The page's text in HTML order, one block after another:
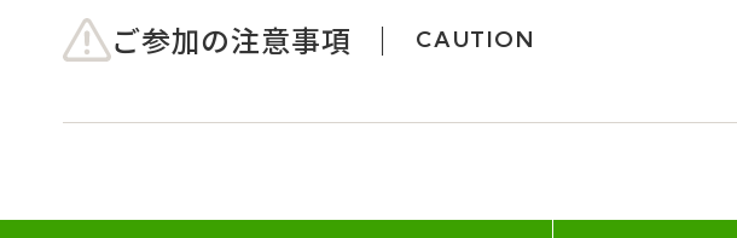
ご参加の注意事項 CAUTION